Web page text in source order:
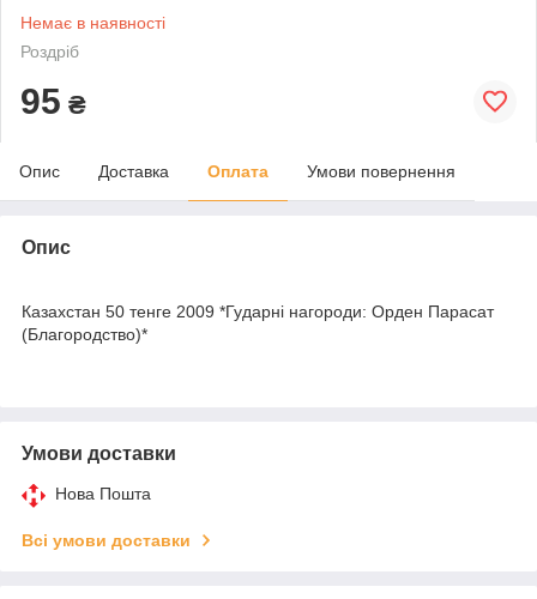
Немає в наявності
Роздріб
95 ₴
Опис Доставка Оплата Умови повернення
Опис
Казахстан 50 тенге 2009 *Гударні нагороди: Орден Парасат
(Благородство)*
Умови доставки
Нова Пошта
Всі умови доставки